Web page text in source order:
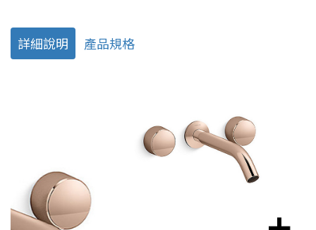
詳細說明 產品規格